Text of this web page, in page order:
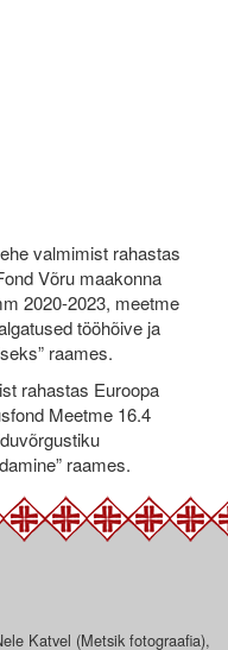
valmimist rahastas
Võru maakonna
2020-2023, meetme
tööhõive ja
raames.
rahastas Euroopa
Meetme 16.4
raames.
Katvel (Metsik fotograafia),